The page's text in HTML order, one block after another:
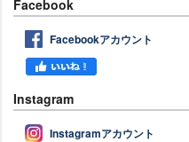
Facebook
Facebookアカウント
Instagram
Instagramアカウント